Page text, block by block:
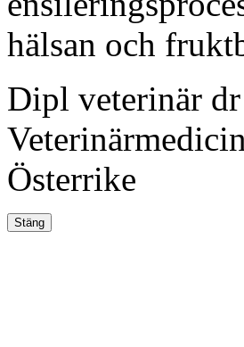
hälsan och
Dipl veterinär
Österrike
Stäng